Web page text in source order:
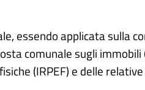
essendo applicata sulla
comunale sugli immobili
(IRPEF) e delle